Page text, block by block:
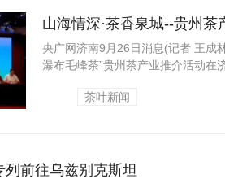
山海情深·茶香泉城--贵州
央广网济南9月26日消息(记者 王成
瀑布毛峰茶”贵州茶产业推介活动在
茶叶新闻
列前往乌兹别克斯坦